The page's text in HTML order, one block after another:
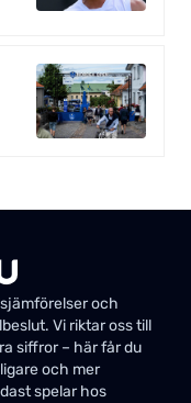
och
Vi riktar oss till
siffror – här får du
och mer
spelar hos